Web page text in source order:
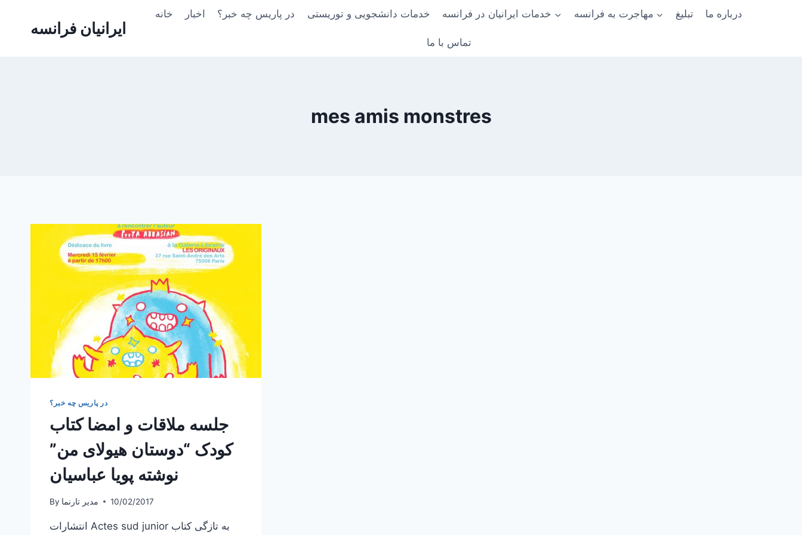
ایرانیان فرانسه
خانه اخبار در پاریس چه خبر؟ خدمات دانشجویی و توریستی خدمات ایرانیان در فرانسه مهاجرت به فرانسه تبلیغ درباره ما
تماس با ما
mes amis monstres
در پاریس چه خبر؟
جلسه ملاقات و امضا کتاب
کودک “دوستان هیولای من”
نوشته پویا عباسیان
By مدیر تارنما 10/02/2017
انتشارات Actes sud junior به تازگی کتاب